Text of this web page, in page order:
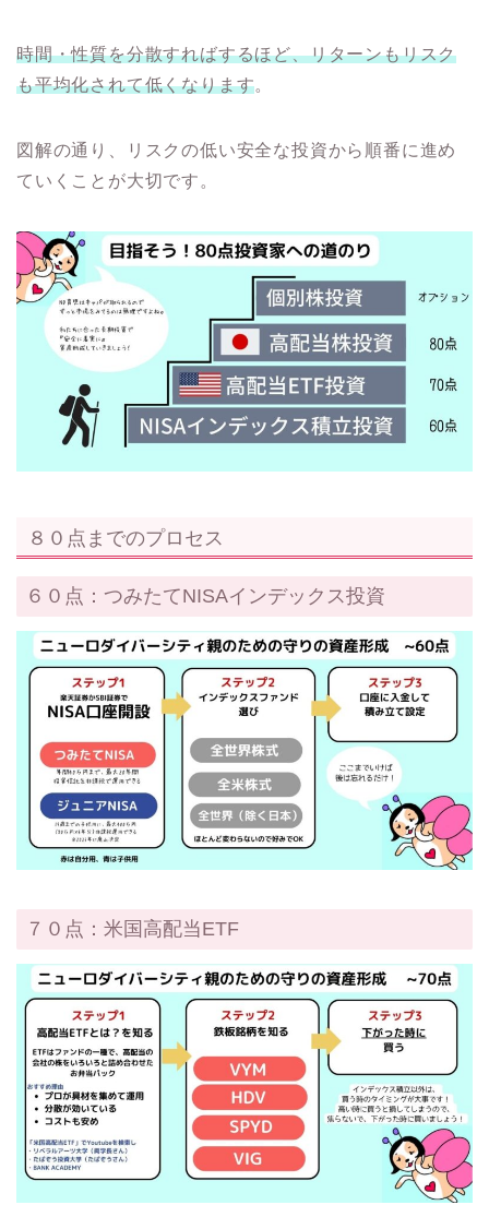
時間・性質を分散すればするほど、リターンもリスク
も平均化されて低くなります。
図解の通り、リスクの低い安全な投資から順番に進め
ていくことが大切です。
８０点までのプロセス
６０点：つみたてNISAインデックス投資
７０点：米国高配当ETF